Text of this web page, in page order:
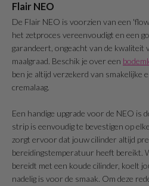
Flair NEO
De Flair NEO is voorzien van een
het zetproces vereenvoudigt en een
garandeert, ongeacht van de kwaliteit
maalgraad. Beschik je over een
ben je altijd verzekerd van smakelijke
cremalaag.
Een handige upgrade voor de NEO is
strip is eenvoudig te bevestigen op
zorgt ervoor dat jouw cilinder altijd
bereidingstemperatuur heeft bereikt.
bereidt met een koude cilinder, koelt
nadelig is voor de smaak. Om deze